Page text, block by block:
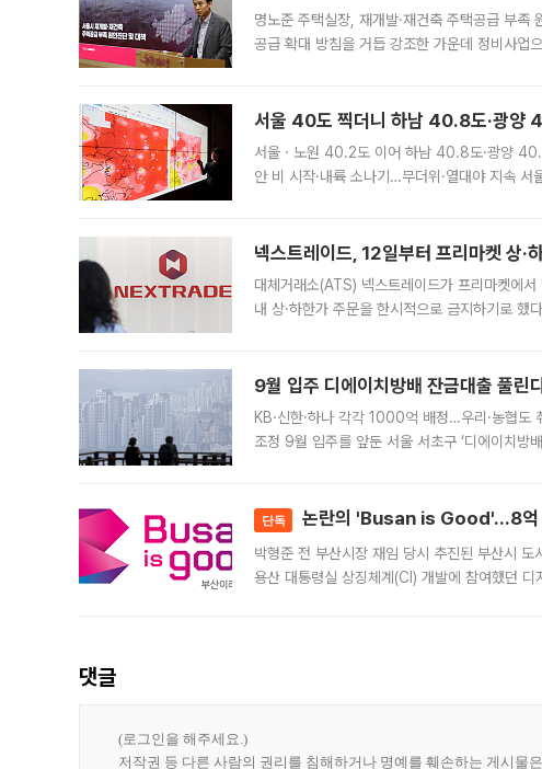
명노준 주택실장, 재개발·재건축 주택공급 부족
공급 확대 방침을 거듭 강조한 가운데 정비사업
서울 40도 찍더니 하남 40.8도·광양
서울ㆍ노원 40.2도 이어 하남 40.8도·광양
안 비 시작·내륙 소나기…무더위·열대야 지속
넥스트레이드, 12일부터 프리마켓 상·
대체거래소(ATS) 넥스트레이드가 프리마켓에
내 상·하한가 주문을 한시적으로 금지하기로 했
9월 입주 디에이치방배 잔금대출 풀
KB·신한·하나 각각 1000억 배정…우리·농협도
조정 9월 입주를 앞둔 서울 서초구 ‘디에이치방
단독 논란의 'Busan is Good'…8억
박형준 전 부산시장 재임 당시 추진된 부산시
용산 대통령실 상징체계(CI) 개발에 참여했던
댓글